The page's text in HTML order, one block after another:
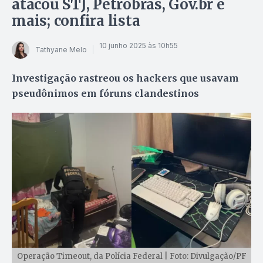
atacou STJ, Petrobras, Gov.br e
mais; confira lista
Tathyane Melo 10 junho 2025 às 10h55
Investigação rastreou os hackers que usavam
pseudônimos em fóruns clandestinos
Operação Timeout, da Polícia Federal | Foto: Divulgação/PF